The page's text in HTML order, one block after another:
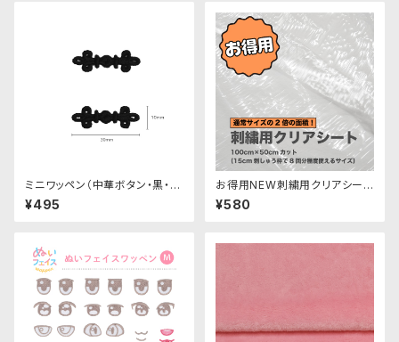
ミニワッペン（中華ボタン・黒・2
個セット）
¥495
お得用NEW刺繍用クリアシート
（ぬいぐるみ生地に刺繍する際
に）
¥580